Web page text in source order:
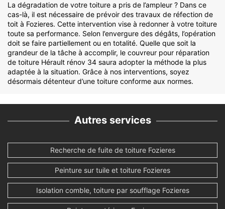
La dégradation de votre toiture a pris de l’ampleur ? Dans ce
cas-là, il est nécessaire de prévoir des travaux de réfection de
toit à Fozieres. Cette intervention vise à redonner à votre toiture
toute sa performance. Selon l’envergure des dégâts, l’opération
doit se faire partiellement ou en totalité. Quelle que soit la
grandeur de la tâche à accomplir, le couvreur pour réparation
de toiture Hérault rénov 34 saura adopter la méthode la plus
adaptée à la situation. Grâce à nos interventions, soyez
désormais détenteur d’une toiture conforme aux normes.
Autres services
Recherche de fuite de toiture Fozieres
Peinture sur tuile et toiture Fozieres
Isolation comble, toiture par soufflage Fozieres